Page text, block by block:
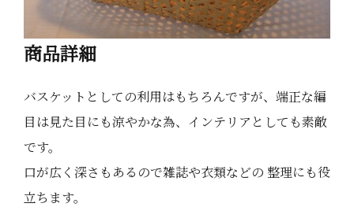
商品詳細
バスケットとしての利用はもちろんですが、端正な編
目は見た目にも涼やかな為、インテリアとしても素敵
です。
口が広く深さもあるので雑誌や衣類などの 整理にも役
立ちます。